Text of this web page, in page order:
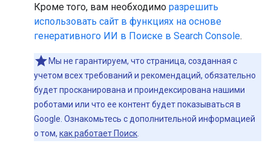
Кроме того, вам необходимо разрешить
использовать сайт в функциях на основе
генеративного ИИ в Поиске в Search Console.
Мы не гарантируем, что страница, созданная с
учетом всех требований и рекомендаций, обязательно
будет просканирована и проиндексирована нашими
роботами или что ее контент будет показываться в
Google. Ознакомьтесь с дополнительной информацией
о том, как работает Поиск